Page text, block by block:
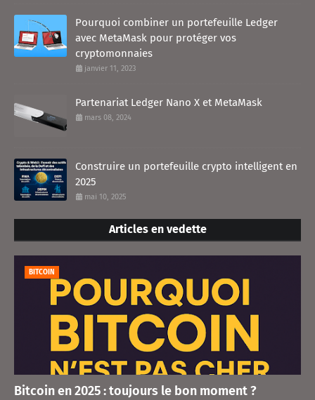
Pourquoi combiner un portefeuille Ledger
avec MetaMask pour protéger vos
cryptomonnaies
janvier 11, 2023
Partenariat Ledger Nano X et MetaMask
mars 08, 2024
Construire un portefeuille crypto intelligent en
2025
mai 10, 2025
Articles en vedette
BITCOIN
Bitcoin en 2025 : toujours le bon moment ?